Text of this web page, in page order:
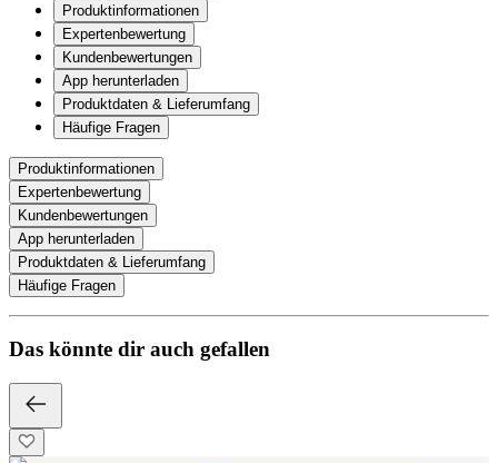
Produktinformationen
Expertenbewertung
Kundenbewertungen
App herunterladen
Produktdaten & Lieferumfang
Häufige Fragen
Produktinformationen
Expertenbewertung
Kundenbewertungen
App herunterladen
Produktdaten & Lieferumfang
Häufige Fragen
Das könnte dir auch gefallen